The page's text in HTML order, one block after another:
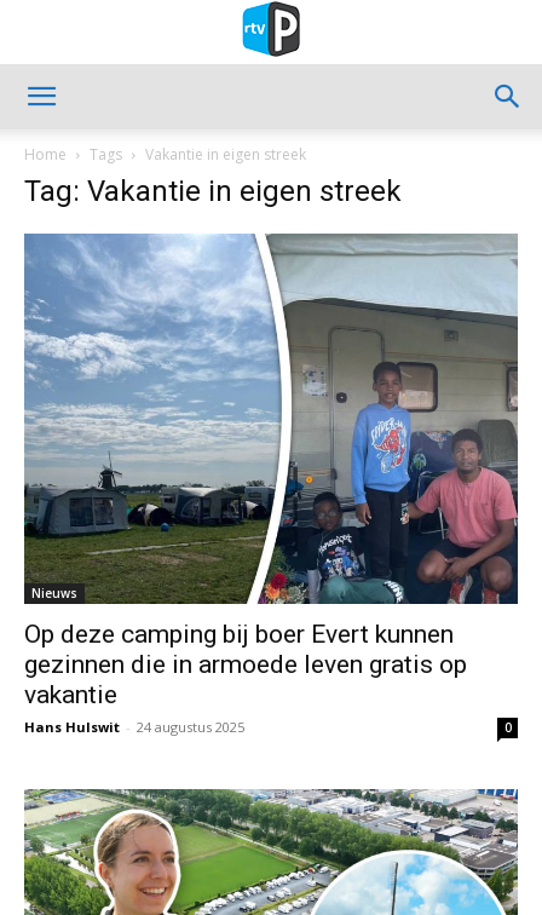
Home Tags Vakantie in eigen streek
Tag: Vakantie in eigen streek
Nieuws
Op deze camping bij boer Evert kunnen
gezinnen die in armoede leven gratis op
vakantie
Hans Hulswit - 24 augustus 2025 0